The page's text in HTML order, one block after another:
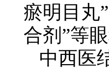
瘀明目丸
合剂”等
中西医